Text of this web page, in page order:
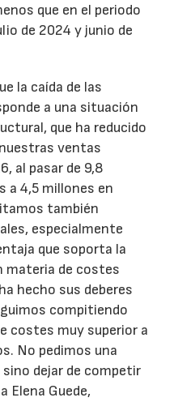
que en el periodo
de 2024 y junio de
la caída de las
a una situación
que ha reducido
ventas
al pasar de 9,8
a 4,5 millones en
también
especialmente
que soporta la
materia de costes
hecho sus deberes
compitiendo
costes muy superior a
No pedimos una
dejar de competir
Elena Guede,